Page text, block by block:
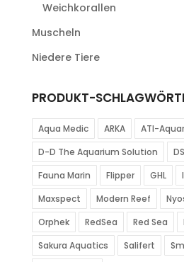
Weichkorallen
Muscheln
Niedere Tiere
PRODUKT-
Aqua Medic ARKA ATI-
D-D The Aquarium Solution
Fauna Marin
Flipper GHL
Maxspect
Modern Reef
Orphek
RedSea Red Sea
Sakura Aquatics
Salifert